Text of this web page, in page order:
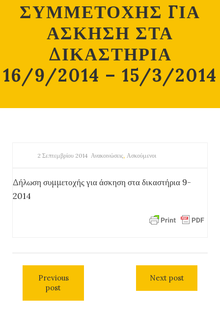
ΣΥΜΜΕΤΟΧΗΣ ΓΙΑ
ΑΣΚΗΣΗ ΣΤΑ
ΔΙΚΑΣΤΗΡΙΑ
16/9/2014 – 15/3/2014
2 Σεπτεμβρίου 2014 Ανακοινώσεις, Ασκούμενοι
Δήλωση συμμετοχής για άσκηση στα δικαστήρια 9-
2014
Previous
post
Next post